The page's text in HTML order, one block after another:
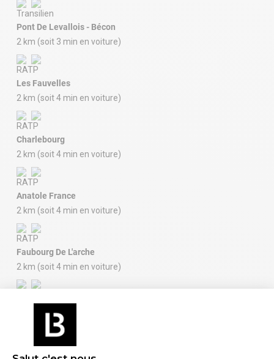
Pont De Levallois - Bécon
2 km (soit 3 min en voiture)
Les Fauvelles
2 km (soit 4 min en voiture)
Charlebourg
2 km (soit 4 min en voiture)
Anatole France
2 km (soit 4 min en voiture)
Faubourg De L'arche
2 km (soit 4 min en voiture)
27 km (soit 36 min en voiture)